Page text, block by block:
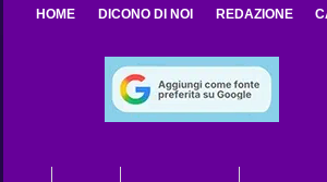
HOME DICONO DI NOI REDAZIONE